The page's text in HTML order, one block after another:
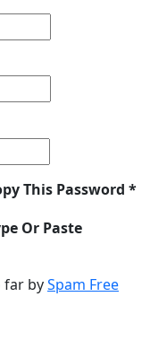
This Password *
Or Paste
far bySpam Free